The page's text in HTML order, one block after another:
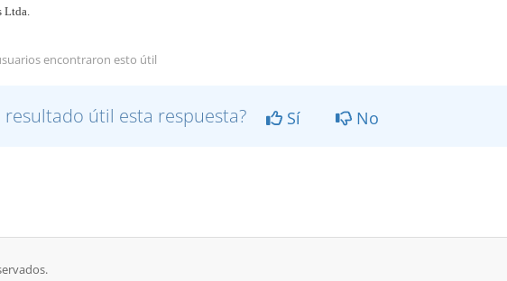
Ltda.
encontraron esto útil
resultado útil esta respuesta? Sí No